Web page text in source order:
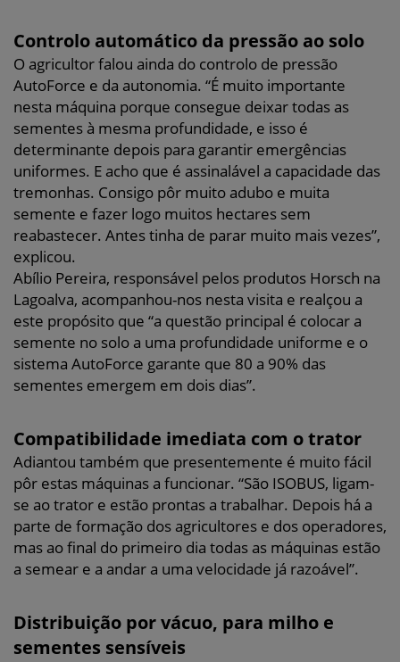
Controlo automático da pressão ao solo
O agricultor falou ainda do controlo de pressão
AutoForce e da autonomia. “É muito importante
nesta máquina porque consegue deixar todas as
sementes à mesma profundidade, e isso é
determinante depois para garantir emergências
uniformes. E acho que é assinalável a capacidade das
tremonhas. Consigo pôr muito adubo e muita
semente e fazer logo muitos hectares sem
reabastecer. Antes tinha de parar muito mais vezes”,
explicou.
Abílio Pereira, responsável pelos produtos Horsch na
Lagoalva, acompanhou-nos nesta visita e realçou a
este propósito que “a questão principal é colocar a
semente no solo a uma profundidade uniforme e o
sistema AutoForce garante que 80 a 90% das
sementes emergem em dois dias”.
Compatibilidade imediata com o trator
Adiantou também que presentemente é muito fácil
pôr estas máquinas a funcionar. “São ISOBUS, ligam-
se ao trator e estão prontas a trabalhar. Depois há a
parte de formação dos agricultores e dos operadores,
mas ao final do primeiro dia todas as máquinas estão
a semear e a andar a uma velocidade já razoável”.
Distribuição por vácuo, para milho e
sementes sensíveis